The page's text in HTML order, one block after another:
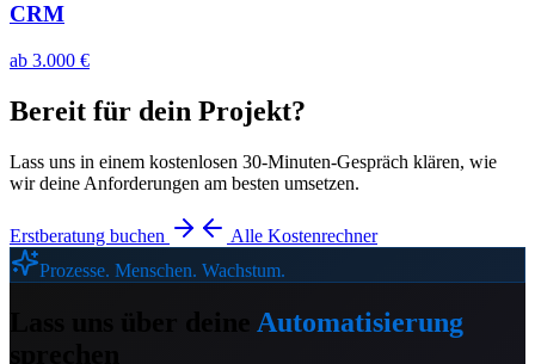
CRM
ab 3.000 €
Bereit für dein Projekt?
Lass uns in einem kostenlosen 30-Minuten-Gespräch klären, wie
wir deine Anforderungen am besten umsetzen.
Erstberatung buchen
Alle Kostenrechner
Prozesse. Menschen. Wachstum.
Automatisierung